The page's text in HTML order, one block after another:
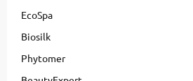
EcoSpa
Biosilk
Phytomer